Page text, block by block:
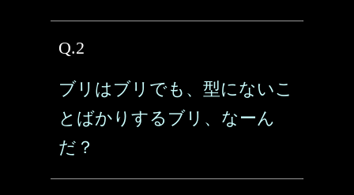
Q.2
ブリはブリでも、型にないこ
とばかりするブリ、なーん
だ？